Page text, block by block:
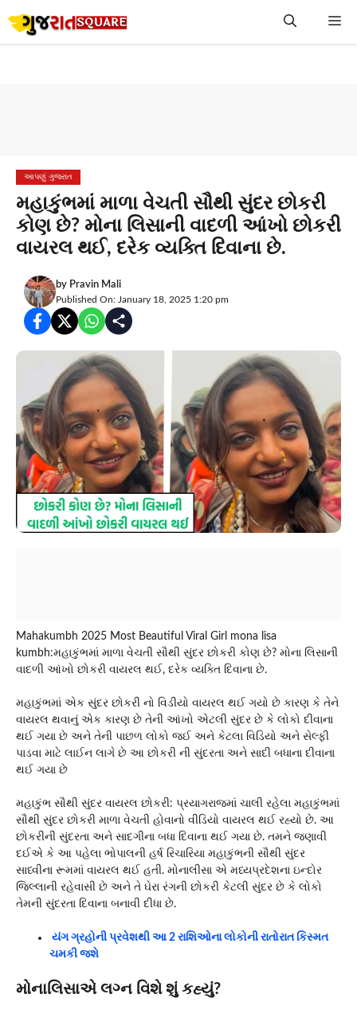
to
આપણું ગુજરાત
મહાકુંભમાં માળા વેચતી સૌથી સુંદર છોકરી
કોણ છે? મોના લિસાની વાદળી આંખો છોકરી
વાયરલ થઈ, દરેક વ્યક્તિ દિવાના છે.
by Pravin Mali
Published On: January 18, 2025 1:20 pm
Mahakumbh 2025 Most Beautiful Viral Girl mona lisa
kumbh:મહાકુંભમાં માળા વેચતી સૌથી સુંદર છોકરી કોણ છે? મોના લિસાની
વાદળી આંખો છોકરી વાયરલ થઈ, દરેક વ્યક્તિ દિવાના છે.
મહાકુંભમાં એક સુંદર છોકરી નો વિડીયો વાયરલ થઈ ગયો છે કારણ કે તેને
વાયરલ થવાનું એક કારણ છે તેની આંખો એટલી સુંદર છે કે લોકો દીવાના
થઈ ગયા છે અને તેની પાછળ લોકો જઈ અને કેટલા વિડિયો અને સેલ્ફી
પાડવા માટે લાઈન લાગે છે આ છોકરી ની સુંદરતા અને સાદી બધાના દીવાના
થઈ ગયા છે
મહાકુંભ સૌથી સુંદર વાયરલ છોકરી: પ્રયાગરાજમાં ચાલી રહેલા મહાકુંભમાં
સૌથી સુંદર છોકરી માળા વેચતી હોવાનો વીડિયો વાયરલ થઈ રહ્યો છે. આ
છોકરીની સુંદરતા અને સાદગીના બધા દિવાના થઈ ગયા છે. તમને જણાવી
દઈએ કે આ પહેલા ભોપાલની હર્ષ રિચારિયા મહાકુંભની સૌથી સુંદર
સાધ્વીના રૂમમાં વાયરલ થઈ હતી. મોનાલીસા એ મધ્યપ્રદેશના ઇન્દોર
જિલ્લાની રહેવાસી છે અને તે ઘેરા રંગની છોકરી કેટલી સુંદર છે કે લોકો
તેમની સુંદરતા દિવાના બનાવી દીધા છે.
યંગ ગ્રહોની પ્રવેશથી આ 2 રાશિઓના લોકોની રાતોરાત કિસ્મત
ચમકી જશે
મોનાલિસાએ લગ્ન વિશે શું કહ્યું?